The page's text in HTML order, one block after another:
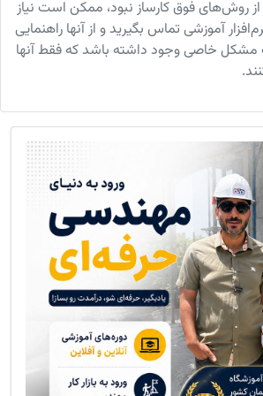
روش‌های فوق کارساز نبود، ممکن است نیاز
آموزشی تماس بگیرید و از آنها راهنمایی
خاصی وجود داشته باشد که فقط آنها